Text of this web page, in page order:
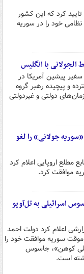
کرد که این کشور
خود را در سوریه
الجولانی با انگلیس
پیشین آمریکا در
و پیچیده رهبر گروه
دولتی و غیردولتی
جولانی» را لغو
مطلع اروپایی اعلام کرد
موافقت کرد.
اسرائیلی به تل‌آویو
اعلام کرد دولت احمد
سوریه موافقت خود را
کوهن»، جاسوس